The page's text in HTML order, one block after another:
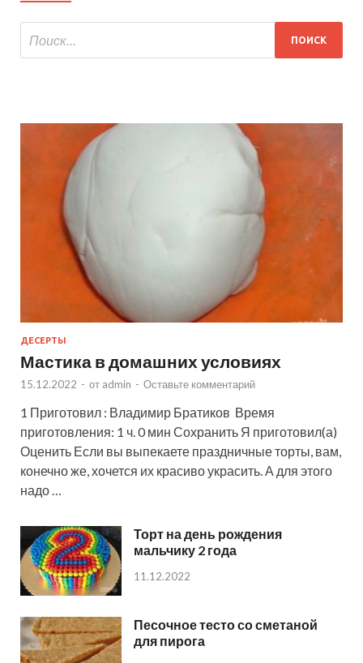
ДЕСЕРТЫ
Мастика в домашних условиях
15.12.2022 - от admin - Оставьте комментарий
1 Приготовил : Владимир Братиков Время
приготовления: 1 ч. 0 мин Сохранить Я приготовил(а)
Оценить Если вы выпекаете праздничные торты, вам,
конечно же, хочется их красиво украсить. А для этого
надо …
Торт на день рождения
мальчику 2 года
11.12.2022
Песочное тесто со сметаной
для пирога